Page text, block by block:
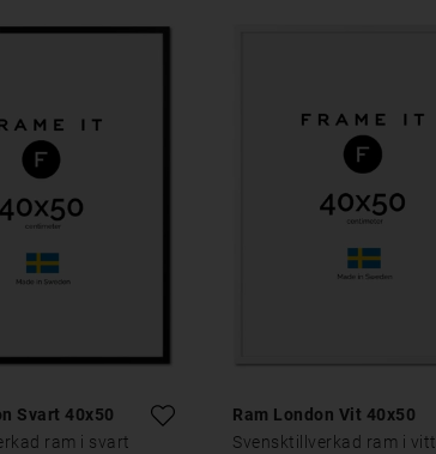
Svart 40x50
ram i svart
Ram London Vit 40x50
Svensktillverkad ram i vitt